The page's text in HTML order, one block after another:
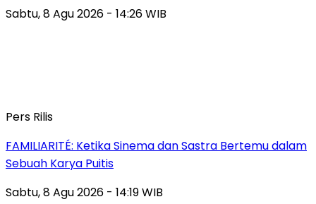
Sabtu, 8 Agu 2026 - 14:26 WIB
Pers Rilis
FAMILIARITÉ: Ketika Sinema dan Sastra Bertemu dalam
Sebuah Karya Puitis
Sabtu, 8 Agu 2026 - 14:19 WIB